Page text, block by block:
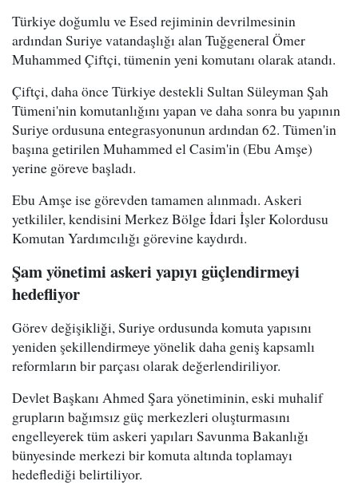
Türkiye doğumlu ve Esed rejiminin devrilmesinin
ardından Suriye vatandaşlığı alan Tuğgeneral Ömer
Muhammed Çiftçi, tümenin yeni komutanı olarak atandı.
Çiftçi, daha önce Türkiye destekli Sultan Süleyman Şah
Tümeni'nin komutanlığını yapan ve daha sonra bu yapının
Suriye ordusuna entegrasyonunun ardından 62. Tümen'in
başına getirilen Muhammed el Casim'in (Ebu Amşe)
yerine göreve başladı.
Ebu Amşe ise görevden tamamen alınmadı. Askeri
yetkililer, kendisini Merkez Bölge İdari İşler Kolordusu
Komutan Yardımcılığı görevine kaydırdı.
Şam yönetimi askeri yapıyı güçlendirmeyi
hedefliyor
Görev değişikliği, Suriye ordusunda komuta yapısını
yeniden şekillendirmeye yönelik daha geniş kapsamlı
reformların bir parçası olarak değerlendiriliyor.
Devlet Başkanı Ahmed Şara yönetiminin, eski muhalif
grupların bağımsız güç merkezleri oluşturmasını
engelleyerek tüm askeri yapıları Savunma Bakanlığı
bünyesinde merkezi bir komuta altında toplamayı
hedeflediği belirtiliyor.